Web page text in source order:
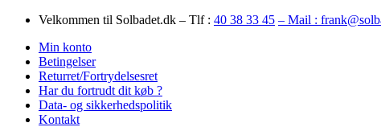
Skip
navigation
Skip
content
Velkommen til Solbadet.dk – Tlf : 40 38 33 45 – Mail :
Min konto
Betingelser
Returret/Fortrydelsesret
Har du fortrudt dit køb ?
Data- og sikkerhedspolitik
Kontakt